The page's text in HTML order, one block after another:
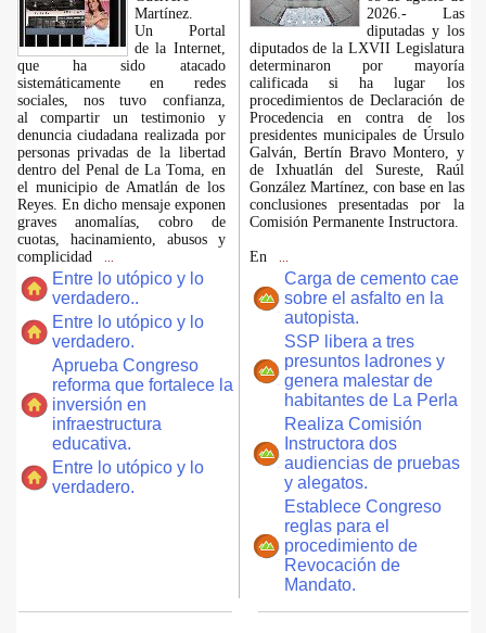
Martínez.
​Un Portal
de la Internet,
que ha sido atacado
sistemáticamente en redes
sociales, nos tuvo confianza,
al compartir un testimonio y
denuncia ciudadana realizada por
personas privadas de la libertad
dentro del Penal de La Toma, en
el municipio de Amatlán de los
Reyes. En dicho mensaje exponen
graves anomalías, cobro de
cuotas, hacinamiento, abusos y
complicidad
Entre lo utópico y lo
verdadero..
Entre lo utópico y lo
verdadero.
Aprueba Congreso
reforma que fortalece la
inversión en
infraestructura
educativa.
Entre lo utópico y lo
verdadero.
2026.- Las
diputadas y los
diputados de la LXVII Legislatura
determinaron por mayoría
calificada si ha lugar los
procedimientos de Declaración de
Procedencia en contra de los
presidentes municipales de Úrsulo
Galván, Bertín Bravo Montero, y
de Ixhuatlán del Sureste, Raúl
González Martínez, con base en las
conclusiones presentadas por la
Comisión Permanente Instructora.
En
Carga de cemento cae
sobre el asfalto en la
autopista.
SSP libera a tres
presuntos ladrones y
genera malestar de
habitantes de La Perla
Realiza Comisión
Instructora dos
audiencias de pruebas
y alegatos.
Establece Congreso
reglas para el
procedimiento de
Revocación de
Mandato.